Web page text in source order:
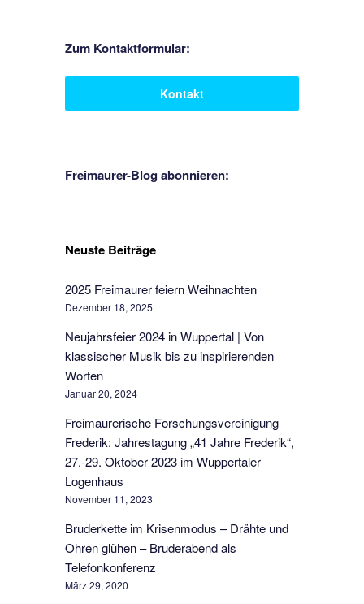
Zum Kontaktformular:
Kontakt
Freimaurer-Blog abonnieren:
Neuste Beiträge
2025 Freimaurer feiern Weihnachten
Dezember 18, 2025
Neujahrsfeier 2024 in Wuppertal | Von
klassischer Musik bis zu inspirierenden
Worten
Januar 20, 2024
Freimaurerische Forschungsvereinigung
Frederik: Jahrestagung „41 Jahre Frederik“,
27.-29. Oktober 2023 im Wuppertaler
Logenhaus
November 11, 2023
Bruderkette im Krisenmodus – Drähte und
Ohren glühen – Bruderabend als
Telefonkonferenz
März 29, 2020